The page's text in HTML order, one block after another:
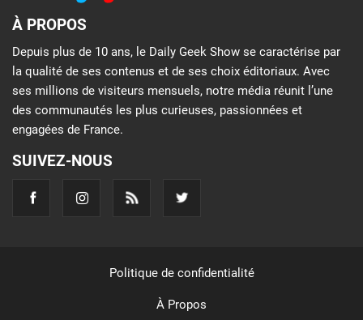
À PROPOS
Depuis plus de 10 ans, le Daily Geek Show se caractérise par
la qualité de ses contenus et de ses choix éditoriaux. Avec
ses millions de visiteurs mensuels, notre média réunit l’une
des communautés les plus curieuses, passionnées et
engagées de France.
SUIVEZ-NOUS
Politique de confidentialité
À Propos